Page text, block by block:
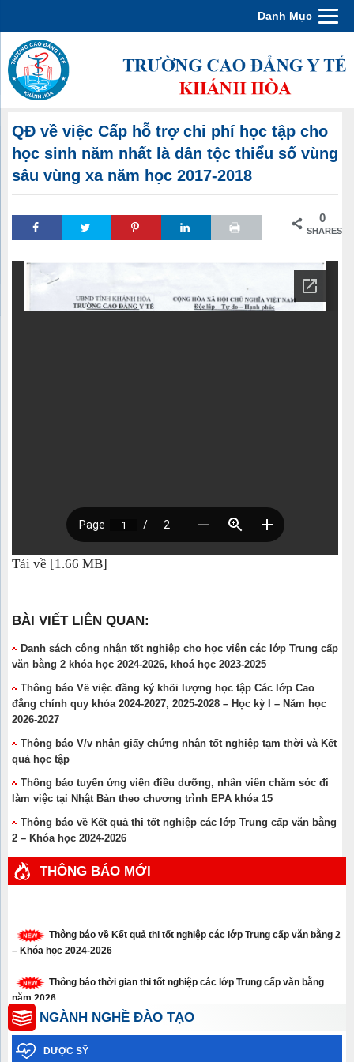
Danh Mục
QĐ về việc Cấp hỗ trợ chi phí học tập cho
học sinh năm nhất là dân tộc thiểu số vùng
sâu vùng xa năm học 2017-2018
0
SHARES
Tải về [1.66 MB]
BÀI VIẾT LIÊN QUAN:
Danh sách công nhận tốt nghiệp cho học viên các lớp Trung cấp
văn bằng 2 khóa học 2024-2026, khoá học 2023-2025
Thông báo Về việc đăng ký khối lượng học tập Các lớp Cao
đẳng chính quy khóa 2024-2027, 2025-2028 – Học kỳ I – Năm học
2026-2027
Thông báo V/v nhận giấy chứng nhận tốt nghiệp tạm thời và Kết
quả học tập
Thông báo tuyển ứng viên điều dưỡng, nhân viên chăm sóc đi
làm việc tại Nhật Bản theo chương trình EPA khóa 15
Thông báo về Kết quả thi tốt nghiệp các lớp Trung cấp văn bằng
2 – Khóa học 2024-2026
THÔNG BÁO MỚI
Thông báo về Kết quả thi tốt nghiệp các lớp Trung cấp văn bằng 2
– Khóa học 2024-2026
Thông báo thời gian thi tốt nghiệp các lớp Trung cấp văn bằng
năm 2026
Thông báo xét tuyển thẳng trình độ cao đẳng, trung cấp năm 2026
Thông báo về việc học sinh sinh viên chưa tham gia Bảo hiểm y
NGÀNH NGHỀ ĐÀO TẠO
DƯỢC SỸ